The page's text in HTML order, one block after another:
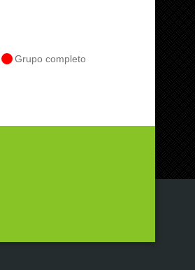
Grupo completo